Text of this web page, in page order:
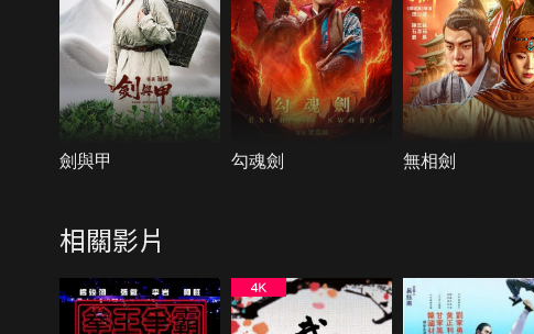
劍與甲 勾魂劍 無相劍
相關影片